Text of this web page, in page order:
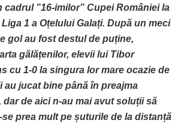
cadrul ”16-imilor” Cupei României la
1 a Oțelului Galați. După un meci
gol au fost destul de puține,
gălățenilor, elevii lui Tibor
cu 1-0 la singura lor mare ocazie de
au jucat bine până în preajma
dar de aici n-au mai avut soluții să
prea mult pe șuturile de la distanță